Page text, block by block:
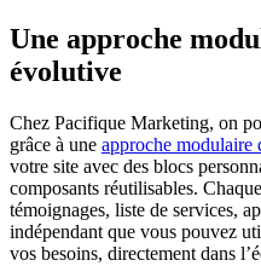
Une approche
évolutive
Chez Pacifique Marketing, on
grâce à une approche modulaire
votre site avec des blocs
composants réutilisables.
témoignages, liste de services,
indépendant que vous pouvez
vos besoins, directement dans